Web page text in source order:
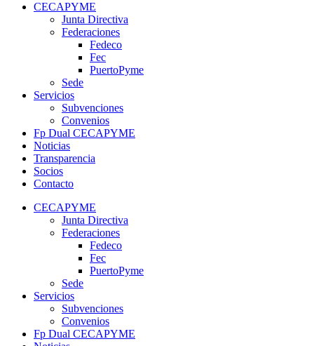
CECAPYME
Junta Directiva
Federaciones
Fedeco
Fec
PuertoPyme
Sede
Servicios
Subvenciones
Convenios
Fp Dual CECAPYME
Noticias
Transparencia
Socios
Contacto
CECAPYME
Junta Directiva
Federaciones
Fedeco
Fec
PuertoPyme
Sede
Servicios
Subvenciones
Convenios
Fp Dual CECAPYME